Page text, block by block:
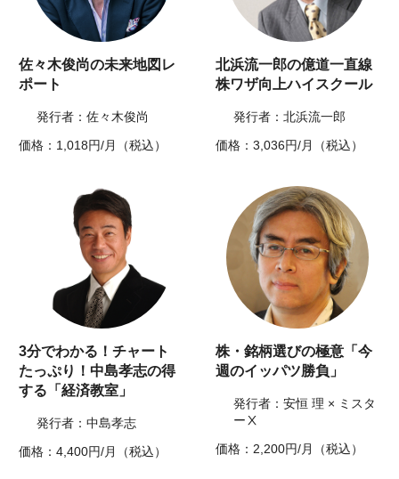
佐々木俊尚の未来地図レ
ポート
発行者：佐々木俊尚
価格：1,018円/月（税込）
北浜流一郎の億道一直線
株ワザ向上ハイスクール
発行者：北浜流一郎
価格：3,036円/月（税込）
3分でわかる！チャート
たっぷり！中島孝志の得
する「経済教室」
発行者：中島孝志
価格：4,400円/月（税込）
株・銘柄選びの極意「今
週のイッパツ勝負」
発行者：安恒 理 × ミスタ
ーⅩ
価格：2,200円/月（税込）